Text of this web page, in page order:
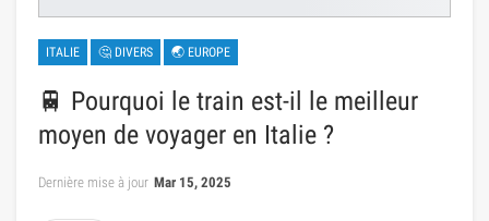
ITALIE 🤔 DIVERS 🌏 EUROPE
🚆 Pourquoi le train est-il le meilleur
moyen de voyager en Italie ?
Dernière mise à jour Mar 15, 2025